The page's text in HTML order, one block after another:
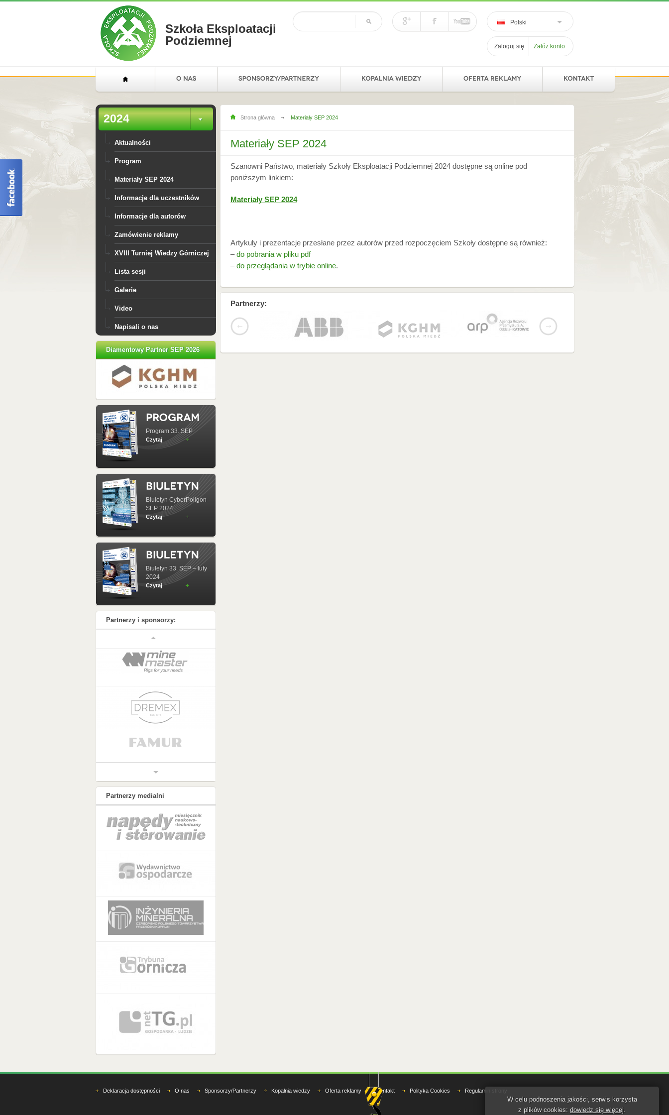
Szkoła Eksploatacji
Podziemnej
Polski
Zaloguj się Załóż konto
2024
Aktualności
Program
Materiały SEP 2024
Informacje dla uczestników
Informacje dla autorów
Zamówienie reklamy
XVIII Turniej Wiedzy Górniczej
Lista sesji
Galerie
Video
Napisali o nas
Diamentowy Partner SEP 2026
Program 33. SEP
Czytaj
Biuletyn CyberPoligon -
SEP 2024
Czytaj
Biuletyn 33. SEP – luty
2024
Czytaj
Partnerzy i sponsorzy:
Partnerzy medialni
Strona główna Materiały SEP 2024
Materiały SEP 2024
Szanowni Państwo, materiały Szkoły Eksploatacji Podziemnej 2024 dostępne są online pod
poniższym linkiem:
Materiały SEP 2024
Artykuły i prezentacje przesłane przez autorów przed rozpoczęciem Szkoły dostępne są również:
–do pobrania w pliku pdf
–do przeglądania w trybie online.
Partnerzy:
Deklaracja dostępności O nas Sponsorzy/Partnerzy Kopalnia wiedzy Oferta reklamy Kontakt Polityka Cookies Regulamin strony
W celu podnoszenia jakości, serwis korzysta
z plików cookies: dowiedz się więcej.